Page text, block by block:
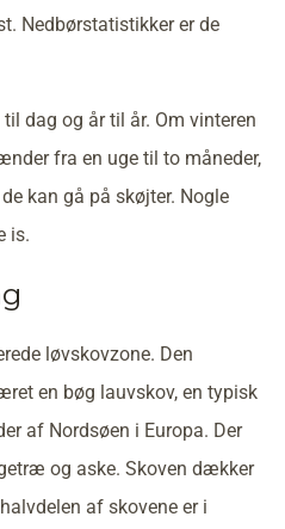
Nedbørstatistikker er de
dag og år til år. Om vinteren
fra en uge til to måneder,
kan gå på skøjter. Nogle
is.
løvskovzone. Den
en bøg lauvskov, en typisk
af Nordsøen i Europa. Der
og aske. Skoven dækker
af skovene er i